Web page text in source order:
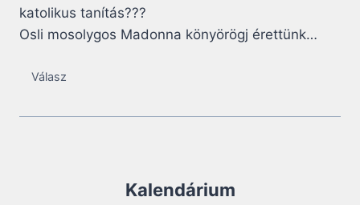
katolikus tanítás???
Osli mosolygos Madonna könyörögj érettünk…
Válasz
Kalendárium